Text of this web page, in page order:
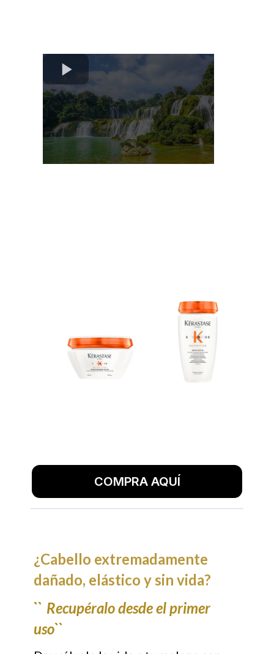
COMPRA AQUÍ
¿Cabello extremadamente
dañado, elástico y sin vida?
`` Recupéralo desde el primer
uso``